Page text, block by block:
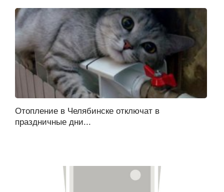
Отопление в Челябинске отключат в
праздничные дни...